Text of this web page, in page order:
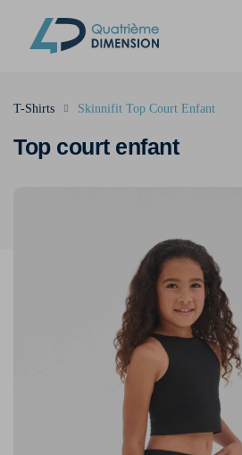
Top court enfant
T-Shirts Skinnifit Top Court Enfant